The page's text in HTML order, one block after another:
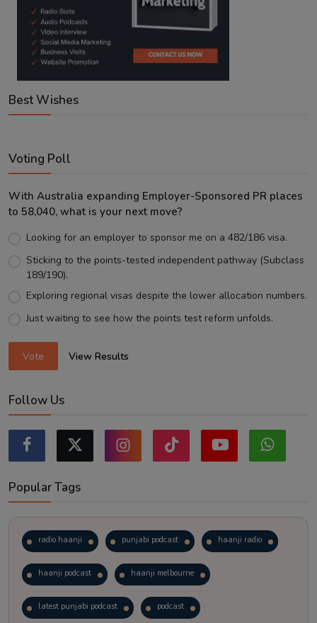
Best Wishes
Voting Poll
With Australia expanding Employer-Sponsored PR places
to 58,040, what is your next move?
Looking for an employer to sponsor me on a 482/186 visa.
Sticking to the points-tested independent pathway (Subclass
189/190).
Exploring regional visas despite the lower allocation numbers.
Just waiting to see how the points test reform unfolds.
Vote View Results
Follow Us
Popular Tags
radio haanji punjabi podcast haanji radio
haanji podcast haanji melbourne
latest punjabi podcast podcast